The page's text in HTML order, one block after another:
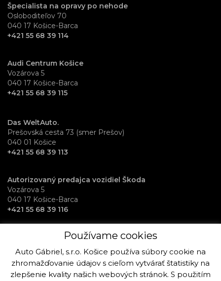
Špecialista na opravy po nehode
Osloboditeľov 70
040 17 Košice-Barca
+421 55 68 39 114
Audi Centrum Košice
Vozárova 5
040 17 Košice-Barca
+421 55 68 39 115
Das WeltAuto.
Prešovská cesta 73 (smer Prešov)
040 01 Košice
+421 55 68 39 113
Autorizovaný predajca vozidiel Škoda
Vozárova 5
040 17 Košice-Barca
+421 55 68 39 116
RentAuto požičovňa vozidiel
Osloboditeľov 70
040 17 Košice-Barca
+421 915 992 864
Používame cookies
Auto Gábriel, s.r.o. Košice používa súbory cookie na
zhromažďovanie údajov s cieľom vytvárať štatistiky na
zlepšenie kvality našich webových stránok. S použitím